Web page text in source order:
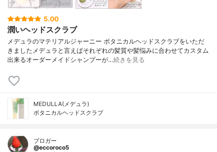
5.00
潤いヘッドスクラブ
メデュラのマテリアルジャーニー ボタニカルヘッドスクラブをいただ
きましたメデュラと言えばそれぞれの髪質や髪悩みに合わせてカスタム
出来るオーダーメイドシャンプーが…続きを見る
MEDULLA(メデュラ)
ボタニカルヘッドスクラブ
ブロガー
@eccoroco5